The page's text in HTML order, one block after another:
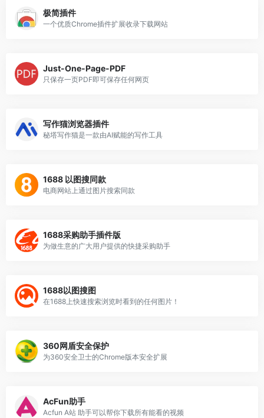
极简插件
一个优质Chrome插件扩展收录下载网站
Just-One-Page-PDF
只保存一页PDF即可保存任何网页
写作猫浏览器插件
秘塔写作猫是一款由AI赋能的写作工具
1688 以图搜同款
电商网站上通过图片搜索同款
1688采购助手插件版
为做生意的广大用户提供的快捷采购助手
1688以图搜图
在1688上快速搜索浏览时看到的任何图片！
360网盾安全保护
为360安全卫士的Chrome版本安全扩展
AcFun助手
Acfun A站 助手可以帮你下载所有能看的视频